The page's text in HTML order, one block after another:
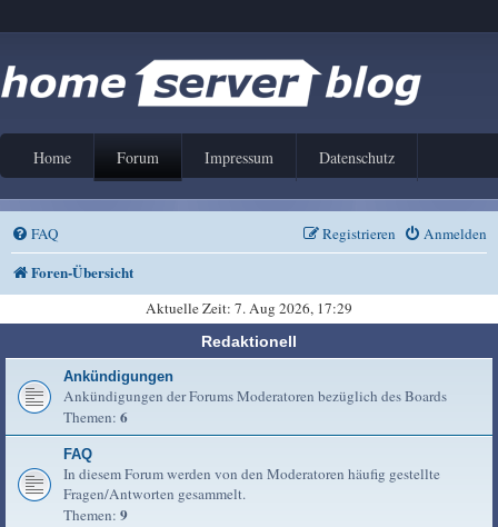
Home Forum Impressum Datenschutz
FAQ Anmelden
Registrieren
Foren-Übersicht
Aktuelle Zeit: 7. Aug 2026, 17:29
Redaktionell
Ankündigungen
Ankündigungen der Forums Moderatoren bezüglich des Boards
Themen: 6
FAQ
In diesem Forum werden von den Moderatoren häufig gestellte
Fragen/Antworten gesammelt.
Themen: 9